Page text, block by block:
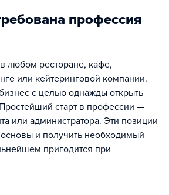
профессия
любом ресторане, кафе,
или кейтеринговой компании.
с целью однажды открыть
старт в профессии —
или администратора. Эти позиции
и получить необходимый
пригодится при